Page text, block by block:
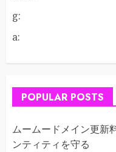
g:
a:
POPULAR POSTS
ムームードメイン更新
ンティティを守る